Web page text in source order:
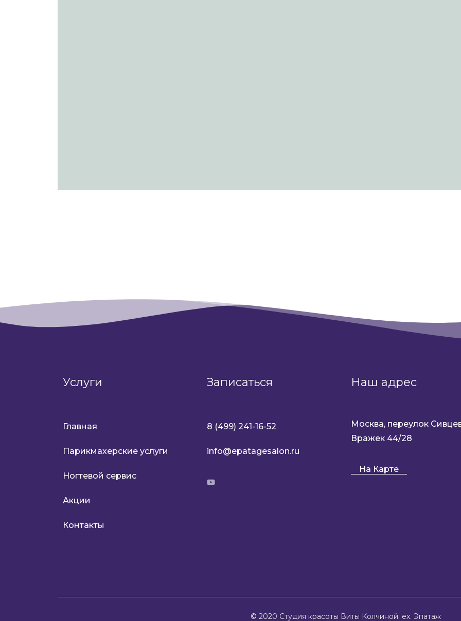
Услуги
Главная
Парикмахерские услуги
Ногтевой сервис
Акции
Контакты
Записаться
8 (499) 241-16-52
info@epatagesalon.ru
Наш адрес
Москва, переулок
Вражек 44/28
На Карте
© 2020 Студия красоты Виты Колчиной. ex. Эпатаж